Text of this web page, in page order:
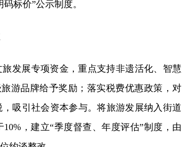
标价”公示制度。
发展专项资金，重点支持非遗活化、智慧
游品牌给予奖励；落实税费优惠政策，对
吸引社会资本参与。将旅游发展纳入街道
，建立“季度督查、年度评估”制度，由